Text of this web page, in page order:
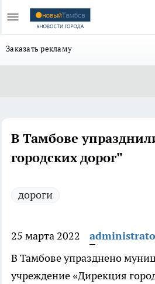
Заказать рекламу
В Тамбове
городских дорог"
дороги
25 марта 2022
В Тамбове упразднено
учреждение «Дирекция